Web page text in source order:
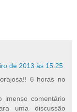
de 2013 às 15:25
6 horas no
imenso comentário
uma discussão